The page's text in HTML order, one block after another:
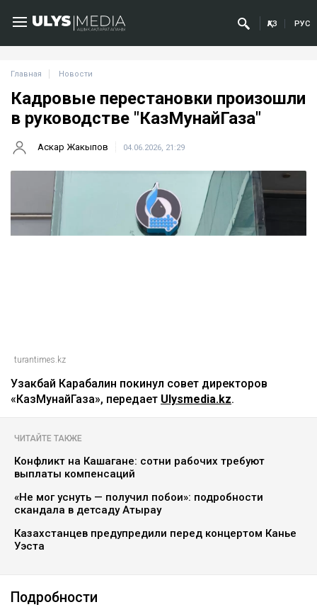
ҚАЗ РУС
Главная Новости
Кадровые перестановки произошли
в руководстве "КазМунайГаза"
Аскар Жакыпов 04.06.2026, 21:29
turantimes.kz
Узакбай Карабалин покинул совет директоров
«КазМунайГаза», передает Ulysmedia.kz.
ЧИТАЙТЕ ТАКЖЕ
Конфликт на Кашагане: сотни рабочих требуют
выплаты компенсаций
«Не мог уснуть — получил побои»: подробности
скандала в детсаду Атырау
Казахстанцев предупредили перед концертом Канье
Уэста
Подробности